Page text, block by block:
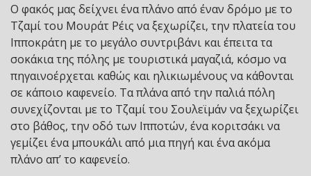
Ο φακός μας δείχνει ένα πλάνο από έναν δρόμο με το
Τζαμί του Μουράτ Ρέις να ξεχωρίζει, την πλατεία του
Ιπποκράτη με το μεγάλο συντριβάνι και έπειτα τα
σοκάκια της πόλης με τουριστικά μαγαζιά, κόσμο να
πηγαινοέρχεται καθώς και ηλικιωμένους να κάθονται
σε κάποιο καφενείο. Τα πλάνα από την παλιά πόλη
συνεχίζονται με το Τζαμί του Σουλεϊμάν να ξεχωρίζει
στο βάθος, την οδό των Ιπποτών, ένα κοριτσάκι να
γεμίζει ένα μπουκάλι από μια πηγή και ένα ακόμα
πλάνο απ’ το καφενείο.